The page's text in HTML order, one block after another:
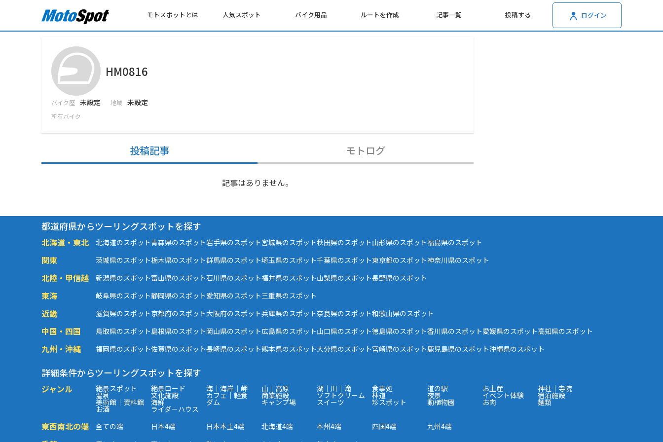
モトスポットとは 人気スポット バイク用品 ルートを作成 記事一覧 投稿する ログイン
HM0816
バイク歴 未設定 地域 未設定
所有バイク
投稿記事 モトログ
記事はありません。
都道府県からツーリングスポットを探す
北海道・東北 北海道のスポット青森県のスポット岩手県のスポット宮城県のスポット秋田県のスポット山形県のスポット福島県のスポット
関東 茨城県のスポット栃木県のスポット群馬県のスポット埼玉県のスポット千葉県のスポット東京都のスポット神奈川県のスポット
北陸・甲信越 新潟県のスポット富山県のスポット石川県のスポット福井県のスポット山梨県のスポット長野県のスポット
東海 岐阜県のスポット静岡県のスポット愛知県のスポット三重県のスポット
近畿 滋賀県のスポット京都府のスポット大阪府のスポット兵庫県のスポット奈良県のスポット和歌山県のスポット
中国・四国 鳥取県のスポット島根県のスポット岡山県のスポット広島県のスポット山口県のスポット徳島県のスポット香川県のスポット愛媛県のスポット高知県のスポット
九州・沖縄 福岡県のスポット佐賀県のスポット長崎県のスポット熊本県のスポット大分県のスポット宮崎県のスポット鹿児島県のスポット沖縄県のスポット
詳細条件からツーリングスポットを探す
ジャンル 絶景スポット 絶景ロード 海｜海岸｜岬 山｜高原 湖｜川｜滝 食事処 道の駅 お土産 神社｜寺院
温泉 文化施設 カフェ｜軽食 商業施設 ソフトクリーム 林道 夜景 イベント体験 宿泊施設
美術館｜資料館 海鮮 ダム キャンプ場 スイーツ 珍スポット 動植物園 お肉 麺類
お酒 ライダーハウス
東西南北の端 全ての端 日本4端 日本本土4端 北海道4端 本州4端 四国4端 九州4端